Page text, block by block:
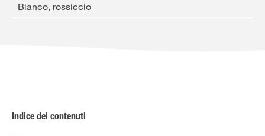
Bianco, rossiccio
Indice dei contenuti